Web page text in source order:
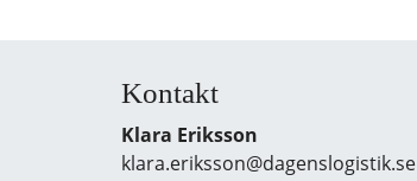
Kontakt
Klara Eriksson
klara.eriksson@dagenslogistik.se